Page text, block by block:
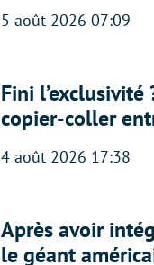
5 août 2026 07:09
Fini
copier-coller
4 août 2026 17:38
Après avoir
le géant